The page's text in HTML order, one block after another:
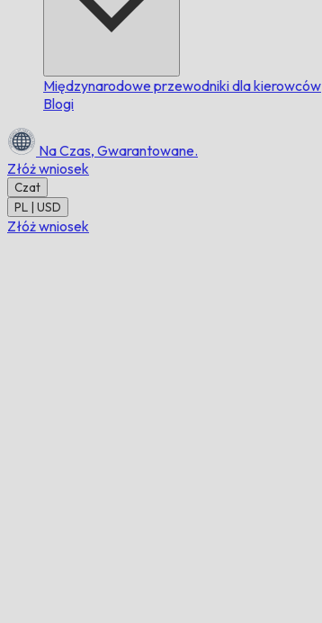
Międzynarodowe przewodniki dla kierowców
Blogi
Na Czas, Gwarantowane.
Złóż wniosek
Czat
PL | USD
Złóż wniosek